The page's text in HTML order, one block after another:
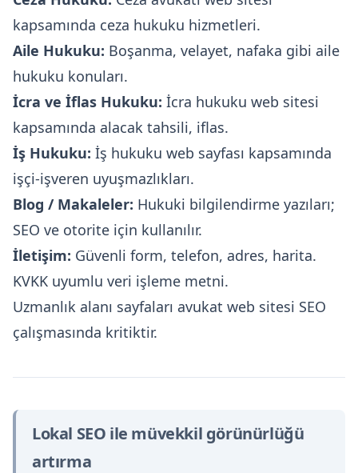
kapsamında ceza hukuku hizmetleri.
Aile Hukuku: Boşanma, velayet, nafaka gibi aile
hukuku konuları.
İcra ve İflas Hukuku: İcra hukuku web sitesi
kapsamında alacak tahsili, iflas.
İş Hukuku: İş hukuku web sayfası kapsamında
işçi-işveren uyuşmazlıkları.
Blog / Makaleler: Hukuki bilgilendirme yazıları;
SEO ve otorite için kullanılır.
İletişim: Güvenli form, telefon, adres, harita.
KVKK uyumlu veri işleme metni.
Uzmanlık alanı sayfaları avukat web sitesi SEO
çalışmasında kritiktir.
Lokal SEO ile müvekkil görünürlüğü
artırma